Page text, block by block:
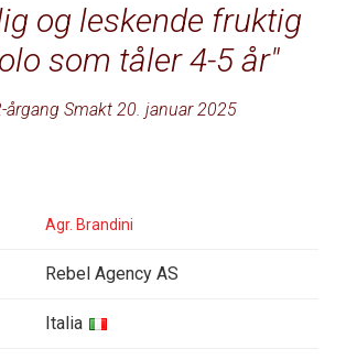
og leskende fruktig
som tåler 4-5 år
årgang Smakt 20. januar 2025
Agr. Brandini
Rebel Agency AS
Italia